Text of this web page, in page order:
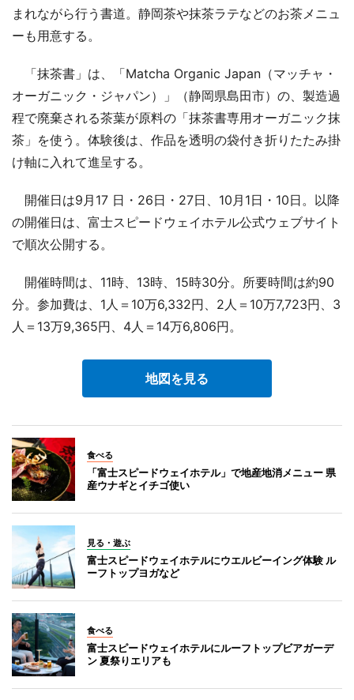
まれながら行う書道。静岡茶や抹茶ラテなどのお茶メニュ
ーも用意する。
「抹茶書」は、「Matcha Organic Japan（マッチャ・
オーガニック・ジャパン）」（静岡県島田市）の、製造過
程で廃棄される茶葉が原料の「抹茶書専用オーガニック抹
茶」を使う。体験後は、作品を透明の袋付き折りたたみ掛
け軸に入れて進呈する。
開催日は9月17 日・26日・27日、10月1日・10日。以降
の開催日は、富士スピードウェイホテル公式ウェブサイト
で順次公開する。
開催時間は、11時、13時、15時30分。所要時間は約90
分。参加費は、1人＝10万6,332円、2人＝10万7,723円、3
人＝13万9,365円、4人＝14万6,806円。
地図を見る
食べる
「富士スピードウェイホテル」で地産地消メニュー 県
産ウナギとイチゴ使い
見る・遊ぶ
富士スピードウェイホテルにウエルビーイング体験 ル
ーフトップヨガなど
食べる
富士スピードウェイホテルにルーフトップビアガーデ
ン 夏祭りエリアも